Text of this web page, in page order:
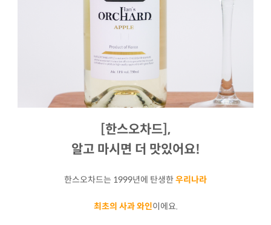
[한스오차드],
알고 마시면 더 맛있어요!
한스오차드는 1999년에 탄생한우리나라
최초의 사과 와인이에요.